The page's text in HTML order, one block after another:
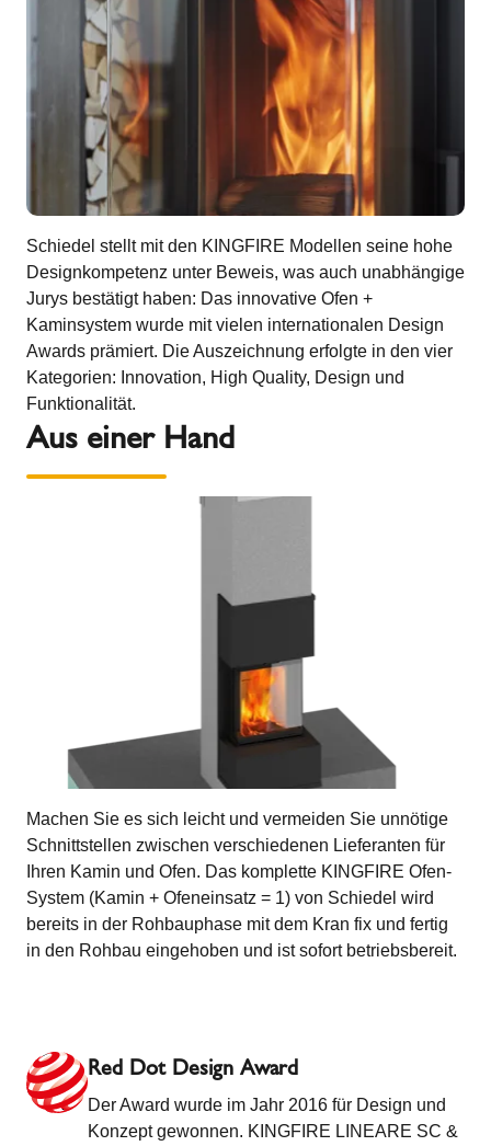
Schiedel stellt mit den KINGFIRE Modellen seine hohe
Designkompetenz unter Beweis, was auch unabhängige
Jurys bestätigt haben: Das innovative Ofen +
Kaminsystem wurde mit vielen internationalen Design
Awards prämiert. Die Auszeichnung erfolgte in den vier
Kategorien: Innovation, High Quality, Design und
Funktionalität.
Aus einer Hand
Machen Sie es sich leicht und vermeiden Sie unnötige
Schnittstellen zwischen verschiedenen Lieferanten für
Ihren Kamin und Ofen. Das komplette KINGFIRE Ofen-
System (Kamin + Ofeneinsatz = 1) von Schiedel wird
bereits in der Rohbauphase mit dem Kran fix und fertig
in den Rohbau eingehoben und ist sofort betriebsbereit.
Red Dot Design Award
Der Award wurde im Jahr 2016 für Design und
Konzept gewonnen. KINGFIRE LINEARE SC &